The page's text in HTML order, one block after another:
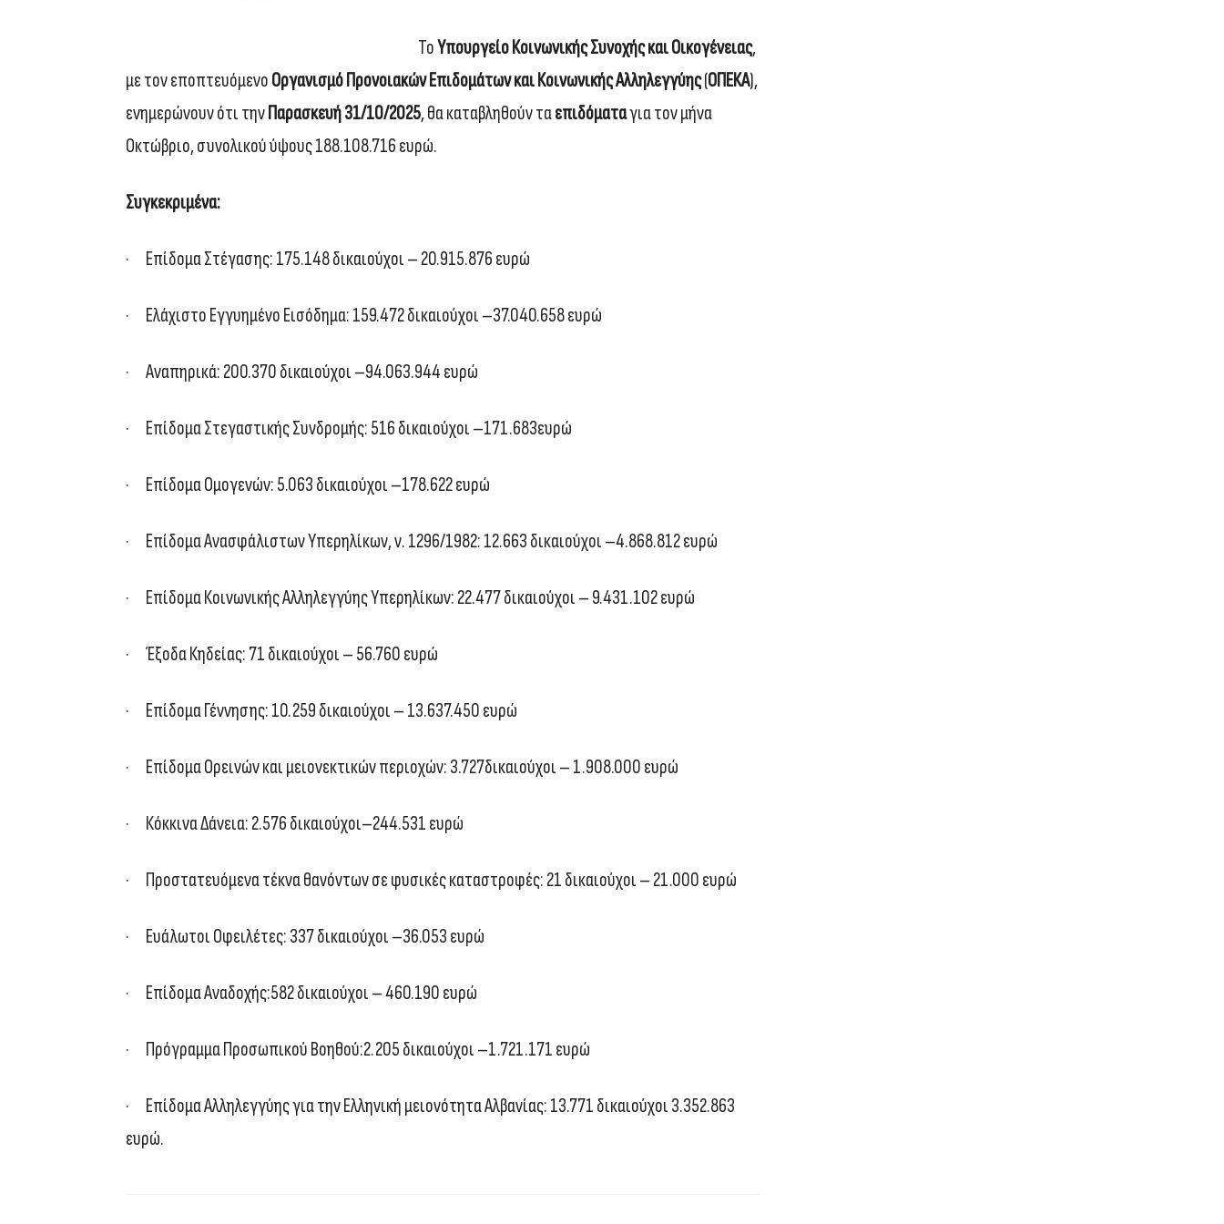
ΤοΥπουργείο Κοινωνικής Συνοχής και Οικογένειας,
με τον εποπτευόμενο Οργανισμό Προνοιακών Επιδομάτων και Κοινωνικής Αλληλεγγύης(ΟΠΕΚΑ),
ενημερώνουν ότι τηνΠαρασκευή 31/10/2025, θα καταβληθούν ταεπιδόματαγια τον μήνα
Οκτώβριο, συνολικού ύψους 188.108.716 ευρώ.
Συγκεκριμένα:
· Επίδομα Στέγασης: 175.148 δικαιούχοι – 20.915.876 ευρώ
· Ελάχιστο Εγγυημένο Εισόδημα: 159.472 δικαιούχοι –37.040.658 ευρώ
· Αναπηρικά: 200.370 δικαιούχοι –94.063.944 ευρώ
· Επίδομα Στεγαστικής Συνδρομής: 516 δικαιούχοι –171.683ευρώ
· Επίδομα Ομογενών: 5.063 δικαιούχοι –178.622 ευρώ
· Επίδομα Ανασφάλιστων Υπερηλίκων, ν. 1296/1982: 12.663 δικαιούχοι –4.868.812 ευρώ
· Επίδομα Κοινωνικής Αλληλεγγύης Υπερηλίκων: 22.477 δικαιούχοι – 9.431.102 ευρώ
· Έξοδα Κηδείας: 71 δικαιούχοι – 56.760 ευρώ
· Επίδομα Γέννησης: 10.259 δικαιούχοι – 13.637.450 ευρώ
· Επίδομα Ορεινών και μειονεκτικών περιοχών: 3.727δικαιούχοι – 1.908.000 ευρώ
· Κόκκινα Δάνεια: 2.576 δικαιούχοι–244.531 ευρώ
· Προστατευόμενα τέκνα θανόντων σε φυσικές καταστροφές: 21 δικαιούχοι – 21.000 ευρώ
· Ευάλωτοι Οφειλέτες: 337 δικαιούχοι –36.053 ευρώ
· Επίδομα Αναδοχής:582 δικαιούχοι – 460.190 ευρώ
· Πρόγραμμα Προσωπικού Βοηθού:2.205 δικαιούχοι –1.721.171 ευρώ
· Επίδομα Αλληλεγγύης για την Ελληνική μειονότητα Αλβανίας: 13.771 δικαιούχοι 3.352.863
ευρώ.